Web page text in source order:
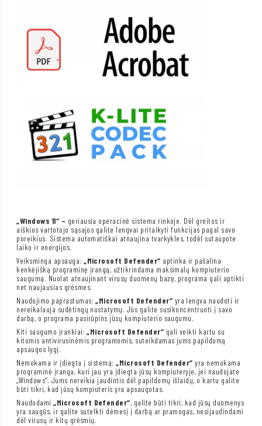
„Windows 11“ – geriausia operacinė sistema rinkoje. Dėl greitos ir
aiškios vartotojo sąsajos galite lengvai pritaikyti funkcijas pagal savo
poreikius. Sistema automatiškai atnaujina tvarkykles, todėl sutaupote
laiko ir energijos.
Veiksminga apsauga:„Microsoft Defender“ aptinka ir pašalina
kenkėjišką programinę įrangą, užtikrindama maksimalų kompiuterio
saugumą. Nuolat atnaujinant virusų duomenų bazę, programa gali aptikti
net naujausias grėsmes.
Naudojimo paprastumas:„Microsoft Defender“ yra lengva naudoti ir
nereikalauja sudėtingų nustatymų. Jūs galite susikoncentruoti į savo
darbą, o programa pasirūpins jūsų kompiuterio saugumu.
Kiti saugumo įrankiai:„Microsoft Defender“ gali veikti kartu su
kitomis antivirusinėmis programomis, suteikdamas jums papildomą
apsaugos lygį.
Nemokama ir įdiegta į sistemą:„Microsoft Defender“ yra nemokama
programinė įranga, kuri jau yra įdiegta jūsų kompiuteryje, jei naudojate
„Windows“. Jums nereikia jaudintis dėl papildomų išlaidų, o kartu galite
būti tikri, kad jūsų kompiuteris yra apsaugotas.
Naudodami„Microsoft Defender“, galite būti tikri, kad jūsų duomenys
yra saugūs, ir galite sutelkti dėmesį į darbą ar pramogas, nesijaudindami
dėl virusų ir kitų grėsmių.